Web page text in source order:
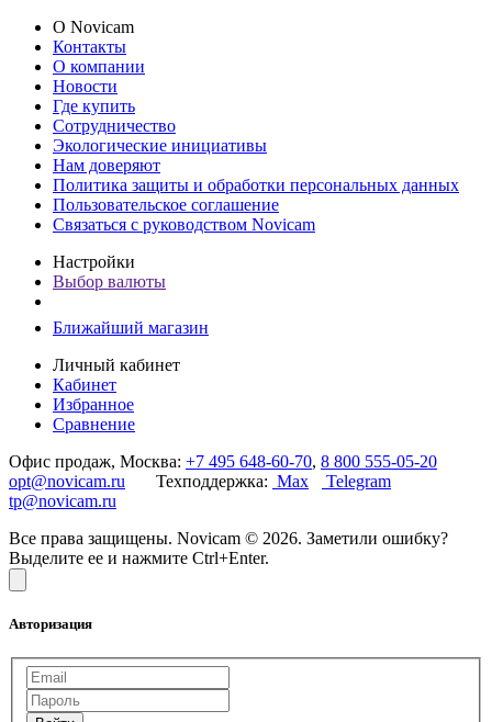
О Novicam
Контакты
О компании
Новости
Где купить
Сотрудничество
Экологические инициативы
Нам доверяют
Политика защиты и обработки персональных данных
Пользовательское соглашение
Связаться с руководством Novicam
Настройки
Выбор валюты
Ближайший магазин
Личный кабинет
Кабинет
Избранное
Сравнение
Офис продаж, Москва: +7 495 648-60-70, 8 800 555-05-20
opt@novicam.ru Техподдержка: Max
Telegram
tp@novicam.ru
Все права защищены. Novicam © 2026. Заметили ошибку?
Выделите ее и нажмите Ctrl+Enter.
Авторизация